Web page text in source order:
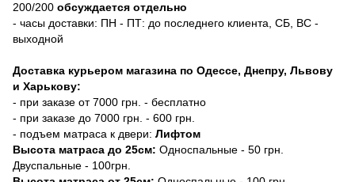
200/200 обсуждается отдельно
- часы доставки: ПН - ПТ: до последнего клиента, СБ, ВС -
выходной
Доставка курьером магазина по Одессе, Днепру, Львову
и Харькову:
- при заказе от 7000 грн. - бесплатно
- при заказе до 7000 грн. - 600 грн.
- подъем матраса к двери: Лифтом
Высота матраса до 25см: Односпальные - 50 грн.
Двуспальные - 100грн.